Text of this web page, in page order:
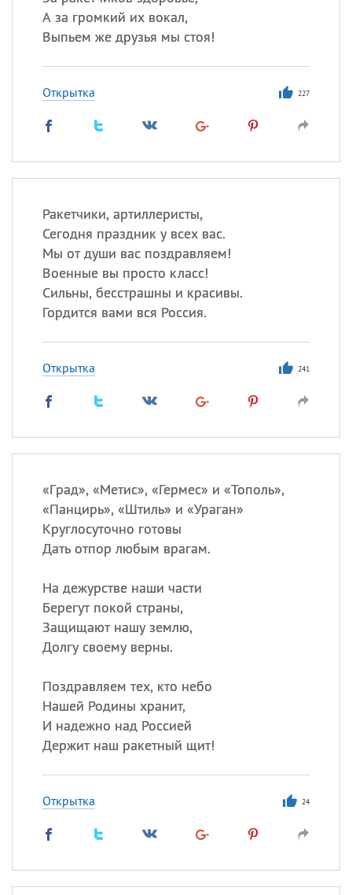
А за громкий их вокал,
Выпьем же друзья мы стоя!
Открытка 227
Ракетчики, артиллеристы,
Сегодня праздник у всех вас.
Мы от души вас поздравляем!
Военные вы просто класс!
Сильны, бесстрашны и красивы.
Гордится вами вся Россия.
Открытка 241
«Град», «Метис», «Гермес» и «Тополь»,
«Панцирь», «Штиль» и «Ураган»
Круглосуточно готовы
Дать отпор любым врагам.
На дежурстве наши части
Берегут покой страны,
Защищают нашу землю,
Долгу своему верны.
Поздравляем тех, кто небо
Нашей Родины хранит,
И надежно над Россией
Держит наш ракетный щит!
Открытка 24